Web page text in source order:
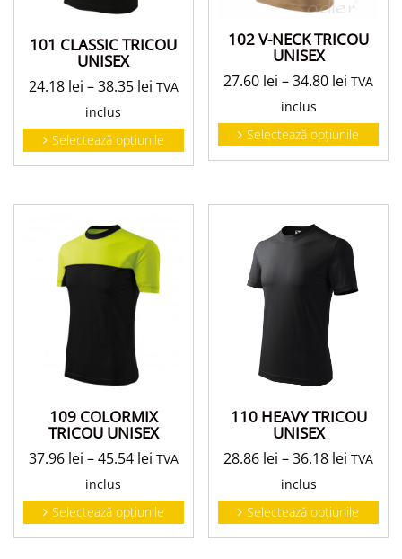
101 CLASSIC TRICOU
UNISEX
24.18 lei –38.35 lei TVA
inclus
Selectează opțiunile
102 V-NECK TRICOU
UNISEX
27.60 lei –34.80 lei TVA
inclus
Selectează opțiunile
109 COLORMIX
TRICOU UNISEX
37.96 lei –45.54 lei TVA
inclus
Selectează opțiunile
110 HEAVY TRICOU
UNISEX
28.86 lei –36.18 lei TVA
inclus
Selectează opțiunile